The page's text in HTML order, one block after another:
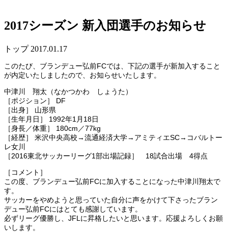
2017シーズン 新入団選手のお知らせ
トップ 2017.01.17
このたび、ブランデュー弘前FCでは、下記の選手が新加入すること
が内定いたしましたので、お知らせいたします。
中津川 翔太（なかつかわ しょうた）
［ポジション］ DF
［出身］ 山形県
［生年月日］ 1992年1月18日
［身長／体重］ 180cm／77kg
［経歴］ 米沢中央高校→流通経済大学→アミティエSC→コバルトー
レ女川
［2016東北サッカーリーグ1部出場記録］ 18試合出場 4得点
［コメント］
この度、ブランデュー弘前FCに加入することになった中津川翔太で
す。
サッカーをやめようと思っていた自分に声をかけて下さったブラン
デュー弘前FCにはとても感謝しています。
必ずリーグ優勝し、JFLに昇格したいと思います。応援よろしくお願
いします。